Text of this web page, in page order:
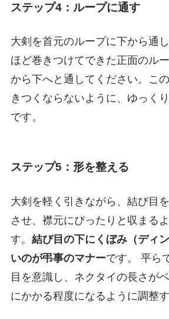
ステップ4：ループに通す
大剣を首元のループに下から通
ほど巻きつけてできた正面のル
から下へと通してください。こ
きつくならないように、ゆっく
です。
ステップ5：形を整える
大剣を軽く引きながら、結び目
させ、襟元にぴったりと収まる
す。 結び目の下にくぼみ（ディ
いのが弔事のマナーです。 平ら
目を意識し、ネクタイの長さが
にかかる程度になるように調整